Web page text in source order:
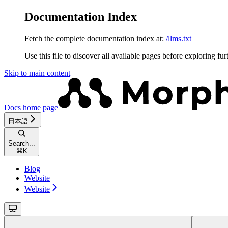
Documentation Index
Fetch the complete documentation index at: /llms.txt
Use this file to discover all available pages before exploring
Skip to main content
Docs home page
日本語
Search...
⌘ K
Blog
Website
Website